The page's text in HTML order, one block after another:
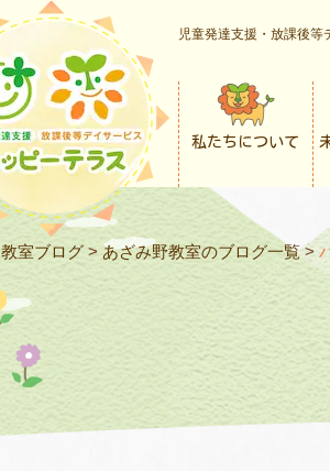
児童発達支援・放課後等
私たちについて
教室ブログ > あざみ野教室のブログ一覧>